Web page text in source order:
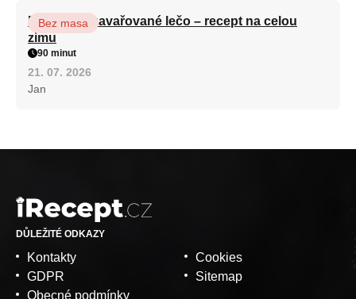
Babiččino zavařované lečo – recept na celou
zimu
Bez masa
90 minut
21. 07. 2026
Jan
DŮLEŽITÉ ODKAZY
Kontakty
GDPR
Obecné podmínky
Cookies
Sitemap